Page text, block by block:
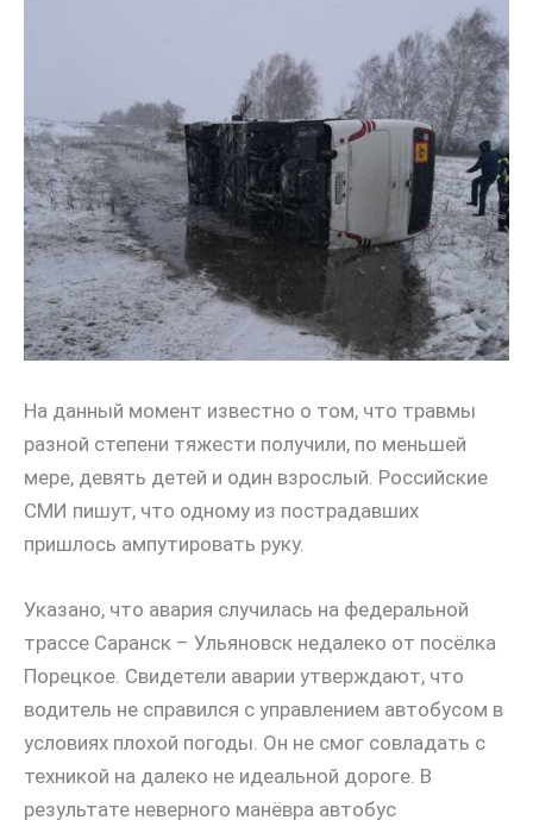
На данный момент известно о том, что травмы
разной степени тяжести получили, по меньшей
мере, девять детей и один взрослый. Российские
СМИ пишут, что одному из пострадавших
пришлось ампутировать руку.
Указано, что авария случилась на федеральной
трассе Саранск – Ульяновск недалеко от посёлка
Порецкое. Свидетели аварии утверждают, что
водитель не справился с управлением автобусом в
условиях плохой погоды. Он не смог совладать с
техникой на далеко не идеальной дороге. В
результате неверного манёвра автобус